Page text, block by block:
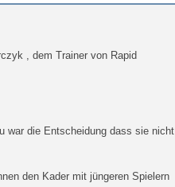
, dem Trainer von Rapid
war die Entscheidung dass sie nicht
den Kader mit jüngeren Spielern